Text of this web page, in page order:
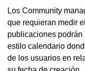
Los Community
que requieran medir
publicaciones podrán
estilo calendario
de los usuarios en